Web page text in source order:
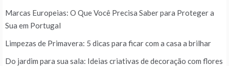
Marcas Europeias: O Que Você Precisa Saber para Proteger a
Sua em Portugal
Limpezas de Primavera: 5 dicas para ficar com a casa a brilhar
Do jardim para sua sala: Ideias criativas de decoração com flores